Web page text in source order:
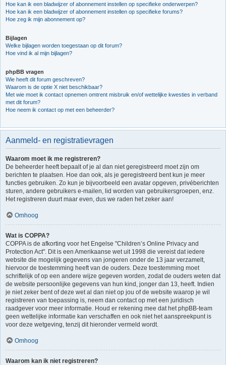
Hoe kan ik een bladwijzer of abonnement instellen op specifieke onderwerpen?
Hoe kan ik een bladwijzer of abonnement instellen op specifieke forums?
Hoe zeg ik mijn abonnement op?
Bijlagen
Welke bijlagen worden toegestaan op dit forum?
Hoe vind ik al mijn bijlagen?
phpBB vragen
Wie heeft dit forum geschreven?
Waarom is de optie X niet beschikbaar?
Met wie moet ik contact opnemen omtrent misbruik en/of wettelijke kwesties in verband
met dit forum?
Hoe neem ik contact op met een beheerder?
Aanmeld- en registratievragen
Waarom moet ik me registreren?
De beheerder heeft bepaalt of je al dan niet geregistreerd moet zijn om
berichten te plaatsen. Hoe dan ook, als je geregistreerd bent kun je meer
functies gebruiken. Zo kun je bijvoorbeeld een avatar opgeven, privéberichten
sturen, andere gebruikers e-mailen, lid worden van gebruikersgroepen, enz.
Het registreren duurt maar even, dus we raden het zeker aan!
Omhoog
Wat is COPPA?
COPPA is de afkorting voor het Engelse "Children’s Online Privacy and
Protection Act". Dit is een Amerikaanse wet uit 1998 die vereist dat iedere
website die mogelijk gegevens van jongeren onder de 13 jaar verzamelt,
hiervoor de toestemming heeft van de ouders. Deze toestemming moet
schriftelijk of op een andere wijze gegeven worden, zodat de ouders weten dat
de website persoonlijke gegevens van hun kind, jonger dan 13, heeft. Indien
je niet zeker bent of deze wet al dan niet op jou of de website waarop je wil
registreren van toepassing is, neem dan contact op met een juridisch
raadgever voor meer informatie. Houd er rekening mee dat het phpBB-team
geen wettelijke informatie kan verschaffen en ook niet het aanspreekpunt is
voor deze wetgeving, tenzij dit hieronder vermeld wordt.
Omhoog
Waarom kan ik niet registreren?